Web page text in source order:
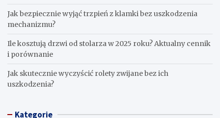
Jak bezpiecznie wyjąć trzpień z klamki bez uszkodzenia
mechanizmu?
Ile kosztują drzwi od stolarza w 2025 roku? Aktualny cennik
i porównanie
Jak skutecznie wyczyścić rolety zwijane bez ich
uszkodzenia?
Kategorie